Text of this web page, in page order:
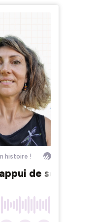
histoire !
de son